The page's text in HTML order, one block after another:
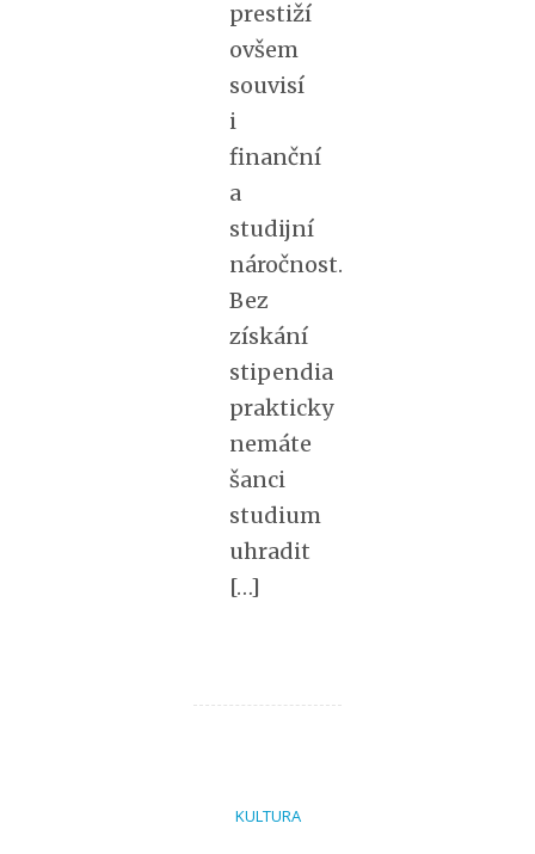
prestiží
ovšem
souvisí
i
finanční
a
studijní
náročnost.
Bez
získání
stipendia
prakticky
nemáte
šanci
studium
uhradit
[…]
KULTURA